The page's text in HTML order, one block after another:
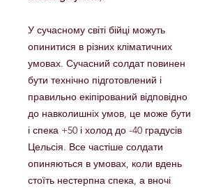
У сучасному світі бійці можуть
опинитися в різних кліматичних
умовах. Сучасний солдат повинен
бути технічно підготовлений і
правильно екіпірований відповідно
до навколишніх умов, це може бути
і спека +50 і холод до -40 градусів
Цельсія. Все частіше солдати
опиняються в умовах, коли вдень
стоїть нестерпна спека, а вночі